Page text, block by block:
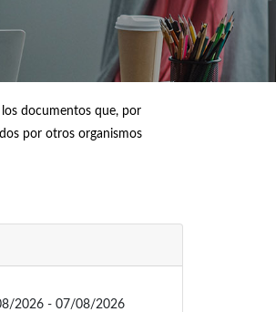
documentos que, por
por otros organismos
2026 - 07/08/2026